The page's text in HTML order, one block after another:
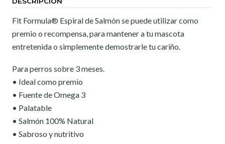
Fit Formula® Espiral de Salmón se puede utilizar como
premio o recompensa, para mantener a tu mascota
entretenida o simplemente demostrarle tu cariño.
Para perros sobre 3 meses.
• Ideal como premio
• Fuente de Omega 3
• Palatable
• Salmón 100% Natural
• Sabroso y nutritivo